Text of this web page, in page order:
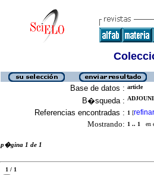
Base de datos : article
B�squeda :
Referencias encontradas : 1 [refinar
Mostrando: 1 .. 1 en
p�gina 1 de 1
1 / 1